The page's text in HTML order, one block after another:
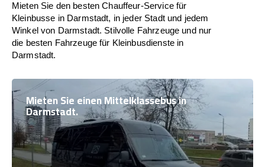
Mieten Sie den besten Chauffeur-Service für
Kleinbusse in Darmstadt, in jeder Stadt und jedem
Winkel von Darmstadt. Stilvolle Fahrzeuge und nur
die besten Fahrzeuge für Kleinbusdienste in
Darmstadt.
Mieten Sie einen Mittelklassebus in
Darmstadt.